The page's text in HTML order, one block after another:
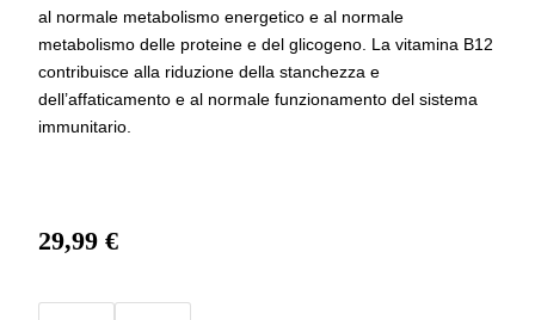
al normale metabolismo energetico e al normale
metabolismo delle proteine e del glicogeno. La vitamina B12
contribuisce alla riduzione della stanchezza e
dell’affaticamento e al normale funzionamento del sistema
immunitario.
29,99€